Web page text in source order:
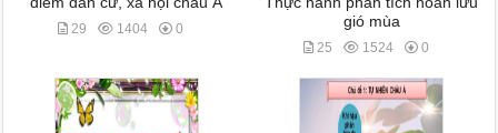
29 1404 0
gió mùa
25 1524 0